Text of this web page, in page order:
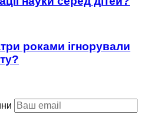
роками ігнорували